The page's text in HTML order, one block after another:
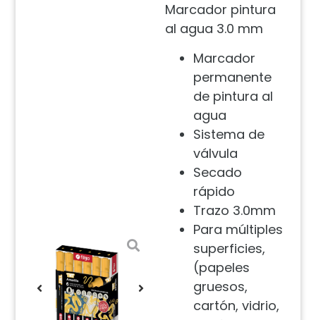
Marcador pintura
al agua 3.0 mm
Marcador
permanente
de pintura al
agua
Sistema de
válvula
Secado
rápido
Trazo 3.0mm
Para múltiples
superficies,
(papeles
gruesos,
cartón, vidrio,